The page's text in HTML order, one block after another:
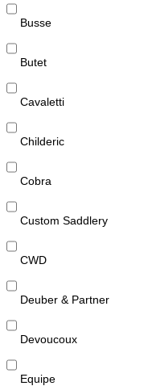
Busse
Butet
Cavaletti
Childeric
Cobra
Custom Saddlery
CWD
Deuber & Partner
Devoucoux
Equipe